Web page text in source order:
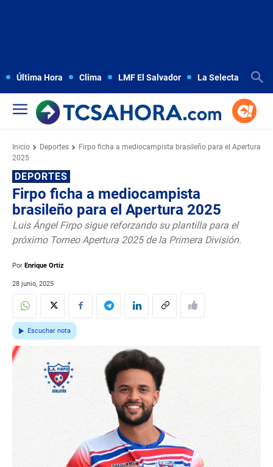
Última Hora Clima LMF El Salvador La Selecta
Inicio Deportes
Firpo ficha a mediocampista brasileño para el Apertura
2025
DEPORTES
Firpo ficha a mediocampista
brasileño para el Apertura 2025
Luis Ángel Firpo sigue reforzando su plantilla para el
próximo Torneo Apertura 2025 de la Primera División.
Por Enrique Ortiz
28 junio, 2025
Escuchar nota